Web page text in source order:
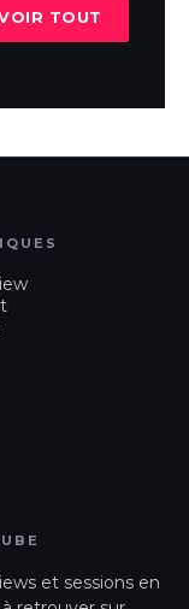
TOUT
et sessions en